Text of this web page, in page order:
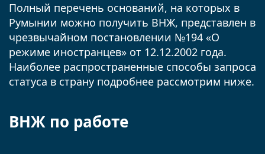
Полный перечень оснований, на которых в
Румынии можно получить ВНЖ, представлен в
чрезвычайном постановлении №194 «О
режиме иностранцев» от 12.12.2002 года.
Наиболее распространенные способы запроса
статуса в страну подробнее рассмотрим ниже.
ВНЖ по работе